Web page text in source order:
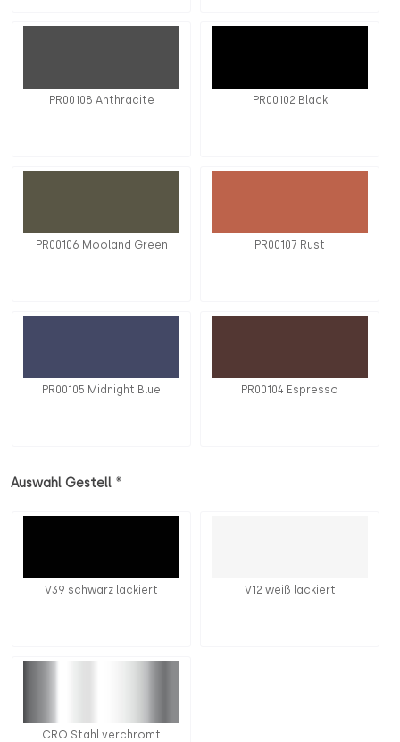
PR00108 Anthracite PR00102 Black
PR00106 Mooland Green PR00107 Rust
PR00105 Midnight Blue PR00104 Espresso
Auswahl Gestell *
V39 schwarz lackiert V12 weiß lackiert
CRO Stahl verchromt